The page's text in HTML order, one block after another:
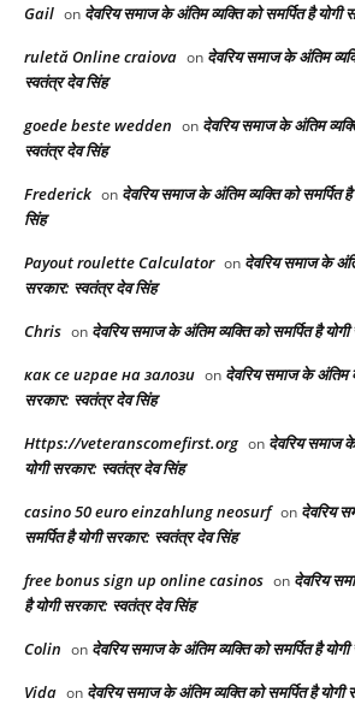
Gail on देवरिय समाज के अंतिम व्यक्ति को समर्पित है
ruletă Online craiova on देवरिय समाज के अंतिम
स्वतंत्र देव सिंह
goede beste wedden on देवरिय समाज के अंतिम
स्वतंत्र देव सिंह
Frederick on देवरिय समाज के अंतिम व्यक्ति को समर्पित
सिंह
Payout roulette Calculator on देवरिय समाज के
सरकार: स्वतंत्र देव सिंह
Chris on देवरिय समाज के अंतिम व्यक्ति को समर्पित है
как се играе на залози on देवरिय समाज के अंतिम
सरकार: स्वतंत्र देव सिंह
Https://veteranscomefirst.org on देवरिय समाज के
योगी सरकार: स्वतंत्र देव सिंह
casino 50 euro einzahlung neosurf on देवरिय
समर्पित है योगी सरकार: स्वतंत्र देव सिंह
free bonus sign up online casinos on देवरिय
है योगी सरकार: स्वतंत्र देव सिंह
Colin on देवरिय समाज के अंतिम व्यक्ति को समर्पित है
Vida on देवरिय समाज के अंतिम व्यक्ति को समर्पित है